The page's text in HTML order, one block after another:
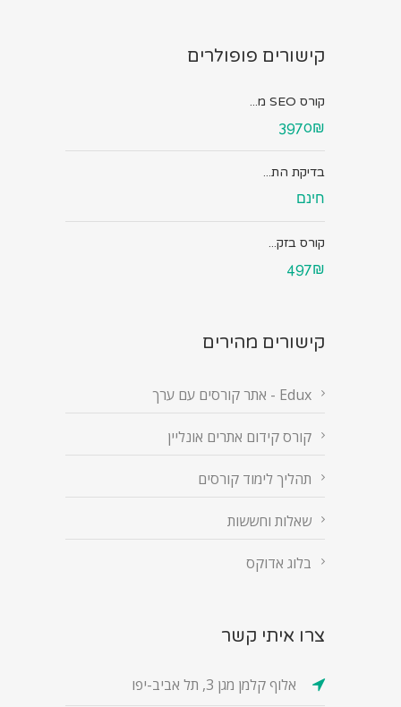
קישורים פופולרים
קורס SEO מ...
3970₪
בדיקת הת...
חינם
קורס בזק...
497₪
קישורים מהירים
Edux - אתר קורסים עם ערך
קורס קידום אתרים אונליין
תהליך לימוד קורסים
שאלות וחששות
בלוג אדוקס
צרו איתי קשר
אלוף קלמן מגן 3, תל אביב-יפו